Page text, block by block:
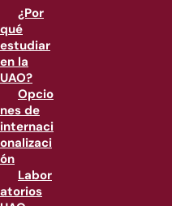
¿Por
qué
estudiar
en la
UAO?
Opcio
nes de
internaci
onalizaci
ón
Labor
atorios